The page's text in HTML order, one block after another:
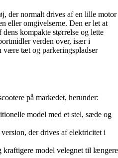
der normalt drives af en lille motor
eller omgivelserne. Den er let at
kompakte størrelse og lette
verden over, især i
være tæt og parkeringspladser
på markedet, herunder:
model med et stel, sæde og
der drives af elektricitet i
kraftigere model velegnet til længere